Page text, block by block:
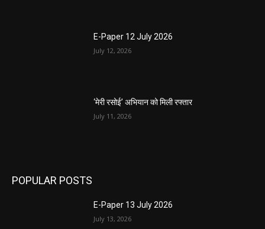
E-Paper 12 July 2026
July 12, 2026
‘मेरी रसोई’ अभियान को मिली रफ्तार
July 11, 2026
POPULAR POSTS
E-Paper 13 July 2026
July 13, 2026